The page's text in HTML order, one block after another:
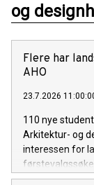
og
Flere har
AHO
23.7.2026
110 nye
Arkitektur- og
interessen for
opptaksprøver